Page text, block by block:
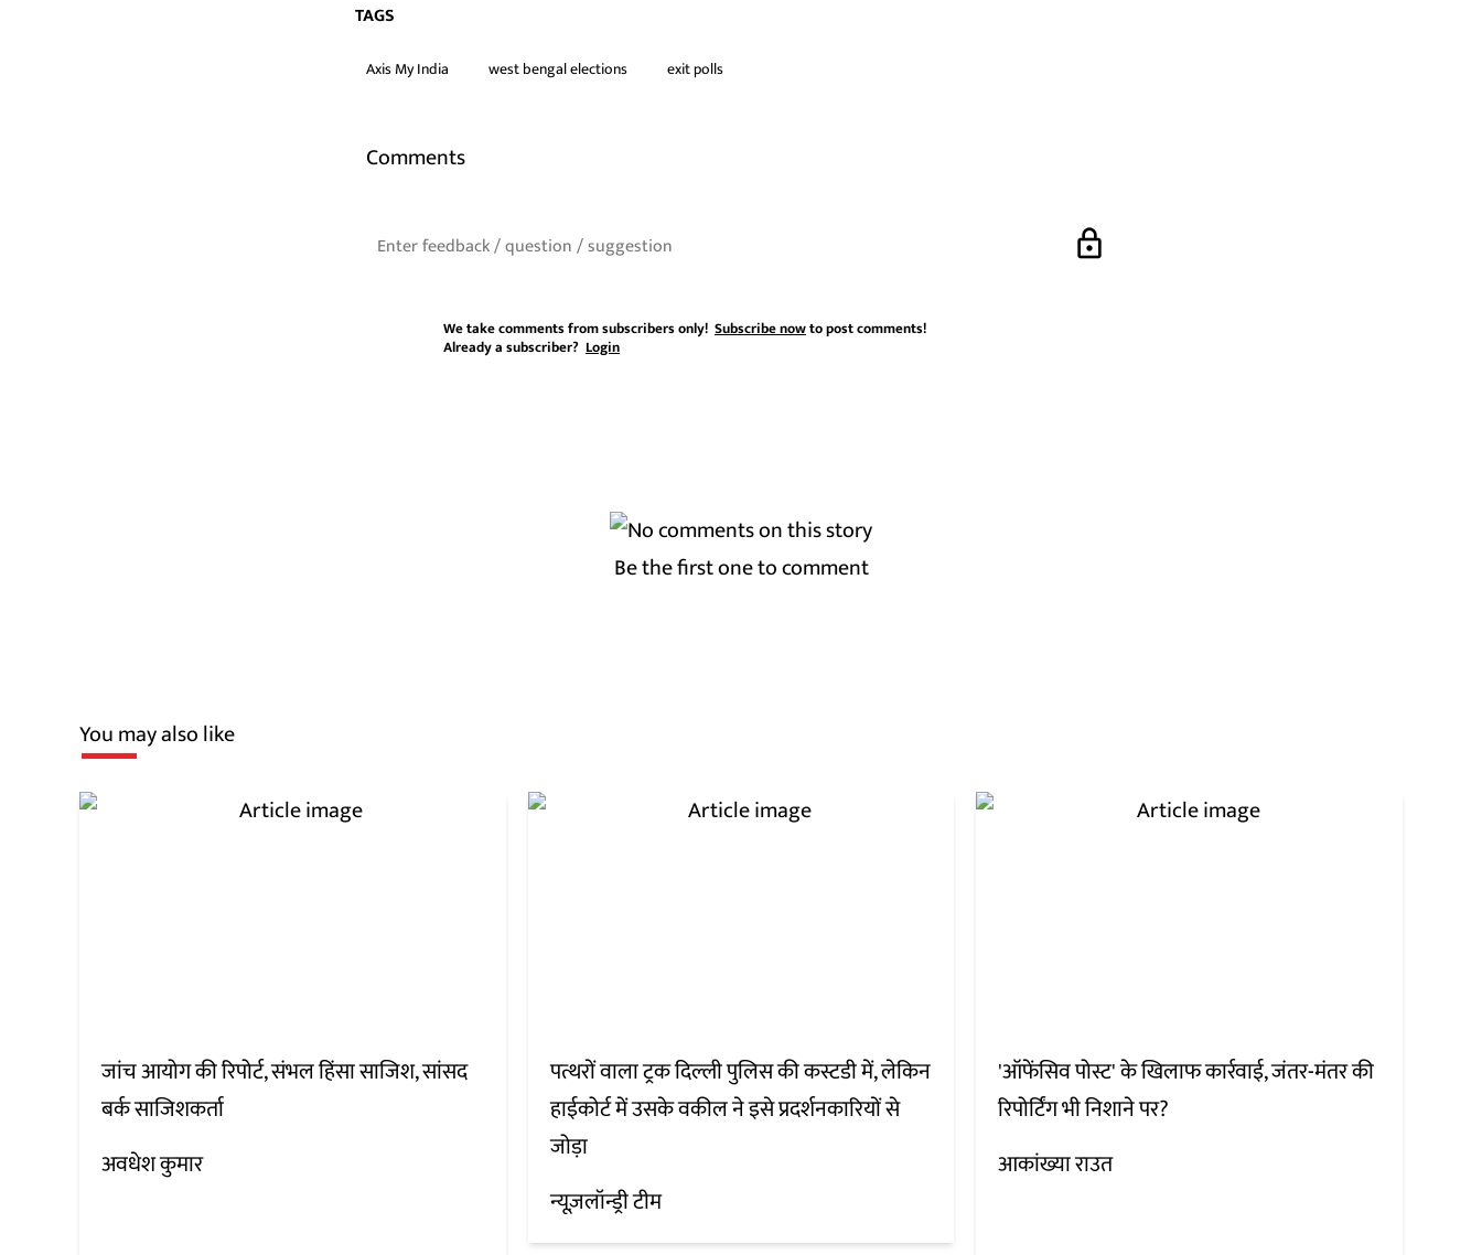
TAGS
Axis My India west bengal elections exit polls
Comments
lock
We take comments from subscribers only! Subscribe nowto post comments!
Already a subscriber? Login
Be the first one to comment
You may also like
जांच आयोग की रिपोर्ट, संभल हिंसा साजिश, सांसद
बर्क साजिशकर्ता
अवधेश कुमार
पत्थरों वाला ट्रक दिल्ली पुलिस की कस्टडी में, लेकिन
हाईकोर्ट में उसके वकील ने इसे प्रदर्शनकारियों से
जोड़ा
न्यूज़लॉन्ड्री टीम
'ऑफेंसिव पोस्ट' के खिलाफ कार्रवाई, जंतर-मंतर की
रिपोर्टिंग भी निशाने पर?
आकांख्या राउत